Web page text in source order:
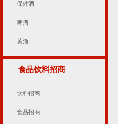
保健酒
啤酒
黄酒
食品饮料招商
饮料招商
食品招商